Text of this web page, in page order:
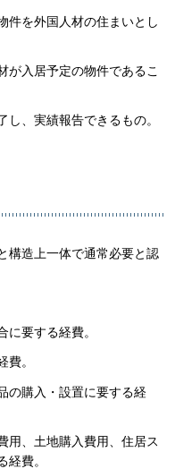
を外国人材の住まいとし
入居予定の物件であるこ
、実績報告できるもの。
構造上一体で通常必要と認
要する経費。
。
の購入・設置に要する経
、土地購入費用、住居ス
費。